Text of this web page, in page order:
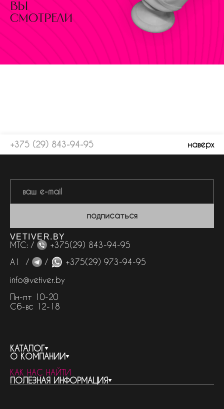
вы
смотрели
+375 (29) 843-94-95 наверх
подписаться
VETIVER.BY
МТС: /
+375(29) 843-94-95
А1 /
/
+375(29) 973-94-95
info@vetiver.by
Пн-пт 10-20
Сб-вс 12-18
КАТАЛОГ
весь каталог
бренды
женская парфюмерия
О КОМПАНИИ
контакты
о компании
КАК НАС НАЙТИ
ПОЛЕЗНАЯ ИНФОРМАЦИЯ